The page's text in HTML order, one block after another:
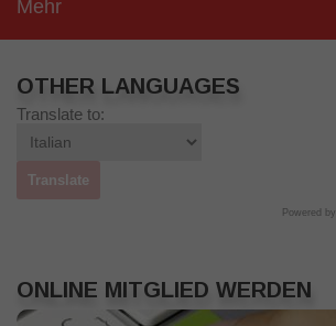
Mehr
OTHER LANGUAGES
Translate to:
Powered by
ONLINE MITGLIED WERDEN